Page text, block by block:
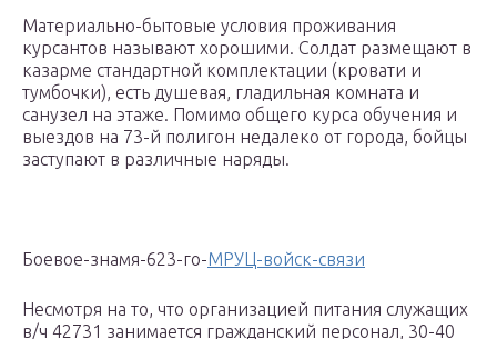
Материально-бытовые условия проживания
курсантов называют хорошими. Солдат размещают в
казарме стандартной комплектации (кровати и
тумбочки), есть душевая, гладильная комната и
санузел на этаже. Помимо общего курса обучения и
выездов на 73-й полигон недалеко от города, бойцы
заступают в различные наряды.
Боевое-знамя-623-го-МРУЦ-войск-связи
Несмотря на то, что организацией питания служащих
в/ч 42731 занимается гражданский персонал, 30-40